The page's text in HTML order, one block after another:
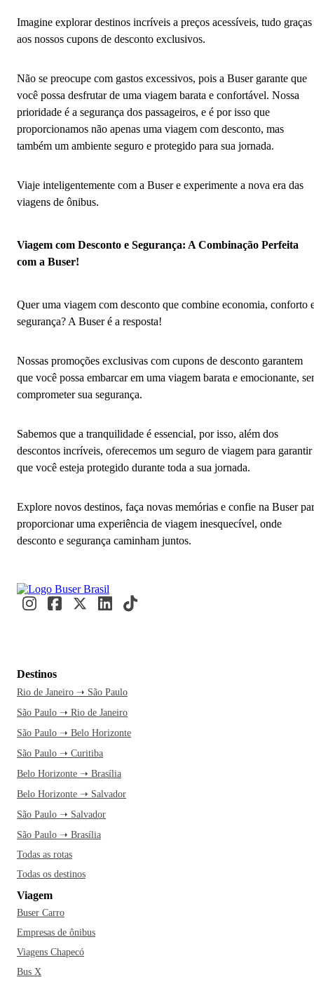
Imagine explorar destinos incríveis a preços acessíveis, tudo graças
aos nossos cupons de desconto exclusivos.
Não se preocupe com gastos excessivos, pois a Buser garante que
você possa desfrutar de uma viagem barata e confortável. Nossa
prioridade é a segurança dos passageiros, e é por isso que
proporcionamos não apenas uma viagem com desconto, mas
também um ambiente seguro e protegido para sua jornada.
Viaje inteligentemente com a Buser e experimente a nova era das
viagens de ônibus.
Viagem com Desconto e Segurança: A Combinação Perfeita
com a Buser!
Quer uma viagem com desconto que combine economia, conforto
segurança? A Buser é a resposta!
Nossas promoções exclusivas com cupons de desconto garantem
que você possa embarcar em uma viagem barata e emocionante,
comprometer sua segurança.
Sabemos que a tranquilidade é essencial, por isso, além dos
descontos incríveis, oferecemos um seguro de viagem para garantir
que você esteja protegido durante toda a sua jornada.
Explore novos destinos, faça novas memórias e confie na Buser
proporcionar uma experiência de viagem inesquecível, onde
desconto e segurança caminham juntos.
Destinos
Rio de Janeiro ➝ São Paulo
São Paulo ➝ Rio de Janeiro
São Paulo ➝ Belo Horizonte
São Paulo ➝ Curitiba
Belo Horizonte ➝ Brasília
Belo Horizonte ➝ Salvador
São Paulo ➝ Salvador
São Paulo ➝ Brasília
Todas as rotas
Todas os destinos
Viagem
Buser Carro
Empresas de ônibus
Viagens Chapecó
Bus X